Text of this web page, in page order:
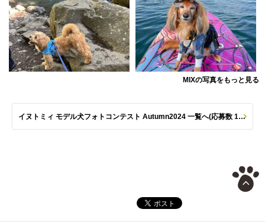
MIXの写真をもっと見る
イヌトミィ モデル犬フォトコンテスト Autumn2024 一覧へ(応募数 176枚)